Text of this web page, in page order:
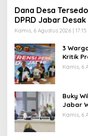
Dana Desa
DPRD Jabar
Diurus Kota Ditata’
Kamis, 6 Agustus 2026 | 17:15
3
Kritik
Medsos
Kamis, 6
Buky
Jabar
Kamis, 6